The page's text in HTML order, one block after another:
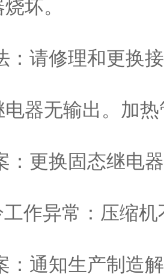
坏。
请修理和更换接
无输出。加热
更换固态继电器
异常：压缩机
通知生产制造解